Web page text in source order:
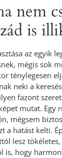
nem
is
az egyik
mégis sok
ténylegesen
neki a
fazont
mutat. Egy
mégsem
a hatást kelti.
lesz
is, hogy